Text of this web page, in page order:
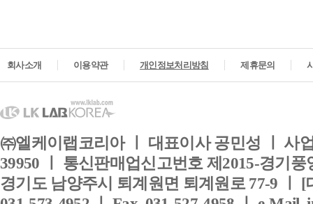
회사소개 이용약관 개인정보처리방침 제휴문의
㈜엘케이랩코리아 ㅣ 대표이사 공민성 ㅣ 사
39950 ㅣ 통신판매업신고번호 제2015-경기풍
경기도 남양주시 퇴계원면 퇴계원로 77-9 ㅣ